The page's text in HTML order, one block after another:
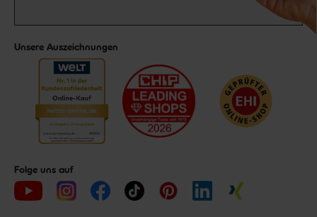
Unsere Auszeichnungen
Folge uns auf